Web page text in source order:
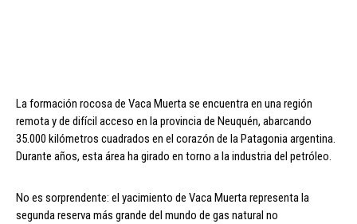
La formación rocosa de Vaca Muerta se encuentra en una región
remota y de difícil acceso en la provincia de Neuquén, abarcando
35.000 kilómetros cuadrados en el corazón de la Patagonia argentina.
Durante años, esta área ha girado en torno a la industria del petróleo.
No es sorprendente: el yacimiento de Vaca Muerta representa la
segunda reserva más grande del mundo de gas natural no